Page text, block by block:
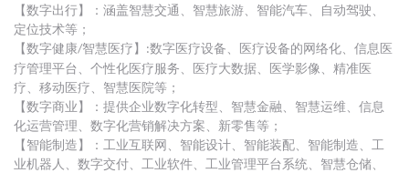
【数字出行】：涵盖智慧交通、智慧旅游、智能汽车、自动驾驶、
定位技术等；
【数字健康/智慧医疗】 :数字医疗设备、医疗设备的网络化、信息医
疗管理平台、个性化医疗服务、医疗大数据、医学影像、精准医
疗、移动医疗、智慧医院等；
【数字商业】：提供企业数字化转型、智慧金融、智慧运维、信息
化运营管理、数字化营销解决方案、新零售等；
【智能制造】：工业互联网、智能设计、智能装配、智能制造、工
业机器人、数字交付、工业软件、工业管理平台系统、智慧仓储、